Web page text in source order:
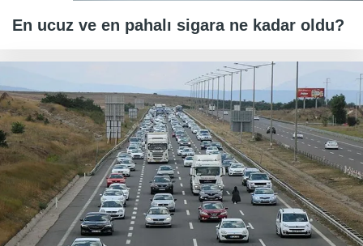
En ucuz ve en pahalı sigara ne kadar oldu?